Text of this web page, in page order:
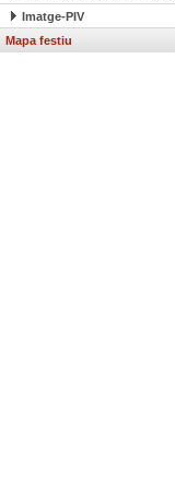
Imatge-PIV
Mapa festiu